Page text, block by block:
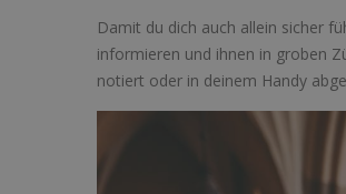
Damit du dich auch allein sicher
informieren und ihnen in groben
notiert oder in deinem Handy